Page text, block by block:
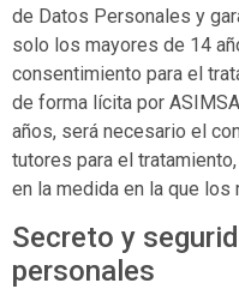
de Datos Personales y
solo los mayores de 14
consentimiento para el
de forma lícita por ASIMSA
años, será necesario el
tutores para el
en la medida en la que los
Secreto y
personales